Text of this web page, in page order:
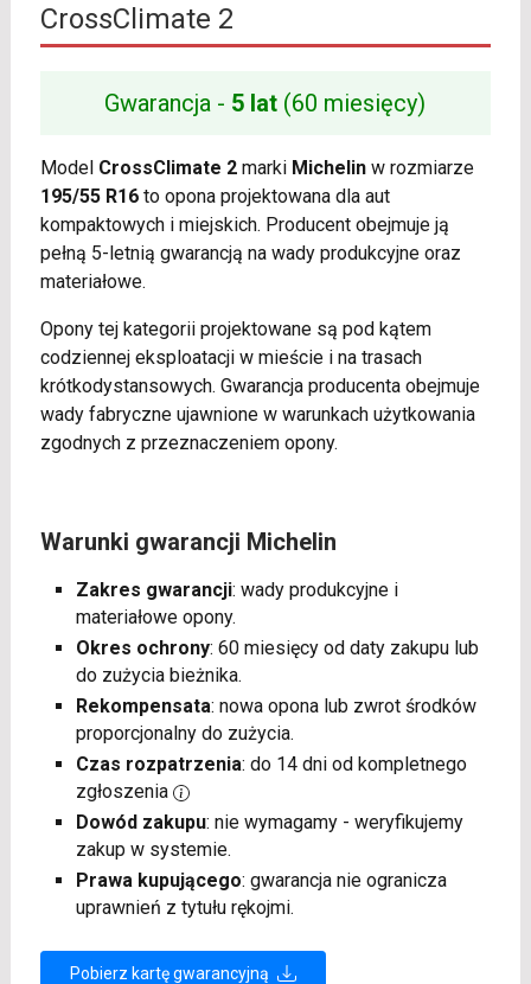
CrossClimate 2
Gwarancja - 5 lat (60 miesięcy)
Model CrossClimate 2marki Michelinw rozmiarze
195/55 R16to opona projektowana dla aut
kompaktowych i miejskich. Producent obejmuje ją
pełną 5-letnią gwarancją na wady produkcyjne oraz
materiałowe.
Opony tej kategorii projektowane są pod kątem
codziennej eksploatacji w mieście i na trasach
krótkodystansowych. Gwarancja producenta obejmuje
wady fabryczne ujawnione w warunkach użytkowania
zgodnych z przeznaczeniem opony.
Warunki gwarancji Michelin
Zakres gwarancji: wady produkcyjne i
materiałowe opony.
Okres ochrony: 60 miesięcy od daty zakupu lub
do zużycia bieżnika.
Rekompensata: nowa opona lub zwrot środków
proporcjonalny do zużycia.
Czas rozpatrzenia: do 14 dni od kompletnego
zgłoszenia
Dowód zakupu: nie wymagamy - weryfikujemy
zakup w systemie.
Prawa kupującego: gwarancja nie ogranicza
uprawnień z tytułu rękojmi.
Pobierz kartę gwarancyjną